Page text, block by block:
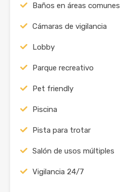
Baños en áreas comunes
Cámaras de vigilancia
Lobby
Parque recreativo
Pet friendly
Piscina
Pista para trotar
Salón de usos múltiples
Vigilancia 24/7